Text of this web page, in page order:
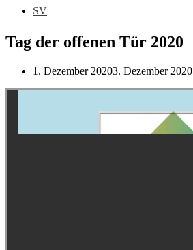
SV
Tag der offenen Tür 2020
1. Dezember 20203. Dezember 2020